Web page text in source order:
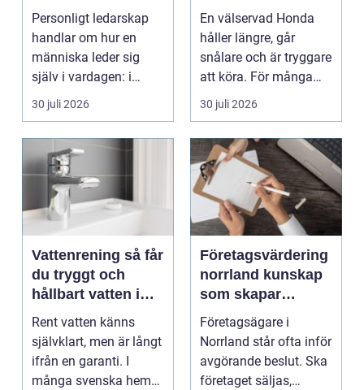
utveckling och
verklig förändring
Personligt ledarskap
handlar om hur en
människa leder sig
själv i vardagen: i
beslut, relationer, ko...
30 juli 2026
för din bil
En välservad Honda
håller längre, går
snålare och är tryggare
att köra. För många
bilägare i Värmlan...
30 juli 2026
Vattenrening så får
du tryggt och
hållbart vatten i
vardagen
Rent vatten känns
självklart, men är långt
ifrån en garanti. I
många svenska hem
Företagsvärdering
norrland kunskap
som skapar
tryggare affärer
Företagsägare i
Norrland står ofta inför
avgörande beslut. Ska
företaget säljas,